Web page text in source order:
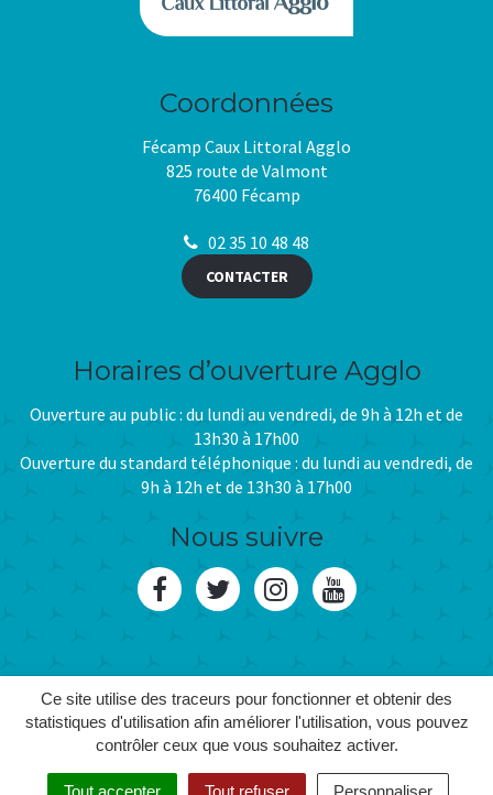
Ce site utilise des traceurs pour fonctionner et obtenir des
statistiques d'utilisation afin améliorer l'utilisation, vous pouvez
contrôler ceux que vous souhaitez activer.
Tout accepter Tout refuser Personnaliser
Coordonnées
Fécamp Caux Littoral Agglo
825 route de Valmont
76400 Fécamp
02 35 10 48 48
CONTACTER
Horaires d’ouverture Agglo
Ouverture au public : du lundi au vendredi, de 9h à 12h et de
13h30 à 17h00
Ouverture du standard téléphonique : du lundi au vendredi, de
9h à 12h et de 13h30 à 17h00
Nous suivre
Lien
le
compte
Facebook
Lien
le
compte
Twitter
Lien
le
compte
Instagram
Lien
la
chaîne
Youtube
MENTIONS LÉGALES
PLAN DU SITE
CRÉDITS